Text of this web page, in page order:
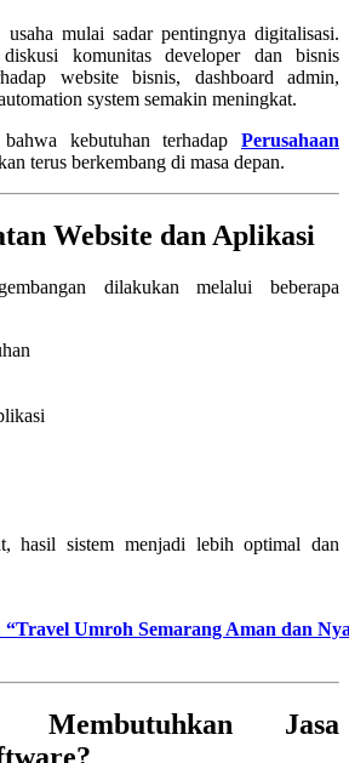
mulai sadar pentingnya digitalisasi.
diskusi komunitas developer dan bisnis
website bisnis, dashboard admin,
system semakin meningkat.
kebutuhan terhadap Perusahaan
terus berkembang di masa depan.
Website dan Aplikasi
dilakukan melalui beberapa
hasil sistem menjadi lebih optimal dan
“Travel Umroh Semarang Aman dan
Membutuhkan Jasa